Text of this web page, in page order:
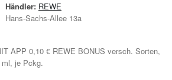
Händler: REWE
Hans-Sachs-Allee 13a
APP 0,10 € REWE BONUS versch. Sorten,
je Pckg.